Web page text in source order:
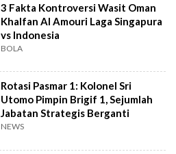
3 Fakta Kontroversi Wasit Oman
Khalfan Al Amouri Laga Singapura
vs Indonesia
BOLA
Rotasi Pasmar 1: Kolonel Sri
Utomo Pimpin Brigif 1, Sejumlah
Jabatan Strategis Berganti
NEWS